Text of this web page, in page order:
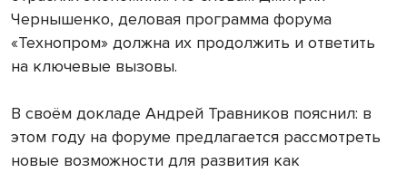
Чернышенко, деловая программа форума
«Технопром» должна их продолжить и ответить
на ключевые вызовы.
В своём докладе Андрей Травников пояснил: в
этом году на форуме предлагается рассмотреть
новые возможности для развития как